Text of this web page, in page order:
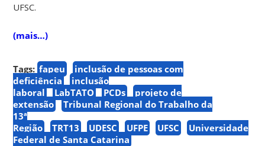
UFSC.
(mais…)
Tags: fapeu
inclusão de pessoas com
deficiência
inclusão
laboral
LabTATO PCDs
projeto de
extensão
Tribunal Regional do Trabalho da
13ª
Região
TRT13 UDESC UFPE UFSC
Universidade
Federal de Santa Catarina